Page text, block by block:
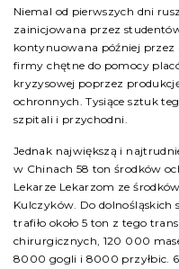
Niemal od pierwszych dni
zainicjowana przez
kontynuowana później
firmy chętne do pomocy
kryzysowej poprzez
ochronnych. Tysiące sztuk
szpitali i przychodni.
Jednak największą i
w Chinach 58 ton środków
Lekarze Lekarzom ze
Kulczyków. Do
trafiło około 5 ton z tego
chirurgicznych, 120 000
8000 gogli i 8000 przyłbic.